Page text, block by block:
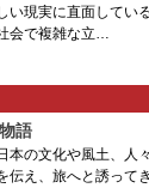
い現実に直面してい
会で複雑な立…
語
本の文化や風土、人
伝え、旅へと誘って